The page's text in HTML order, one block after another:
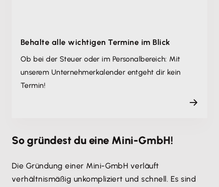
Behalte alle wichtigen Termine im Blick
Ob bei der Steuer oder im Personalbereich: Mit
unserem Unternehmer­kalender entgeht dir kein
Termin!
So gründest du eine Mini-GmbH!
Die Gründung einer Mini-GmbH verläuft
verhältnismäßig unkompliziert und schnell. Es sind